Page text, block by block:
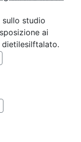
sullo studio
ai